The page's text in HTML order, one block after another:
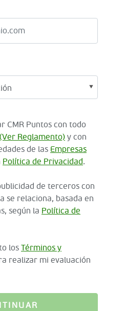
CMR Puntos con todo
(Ver Reglamento) y con
de las Empresas
Política de Privacidad.
de terceros con
se relaciona, basada en
según la Política de
los Términos y
realizar mi evaluación